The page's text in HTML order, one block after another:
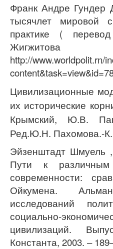
Франк Андре Гундер
тысячлет мировой
практике (
http://www.worldpolit.rn/
content&task=view&id
Цивилизационные
их исторические
Крымский, Ю.В.
Ред.Ю.Н. Пахомова.-
Эйзенштадт Шмуель
Пути к
современности:
Ойкумена.
исследований
социально-
цивилизаций.
Константа, 2003. –